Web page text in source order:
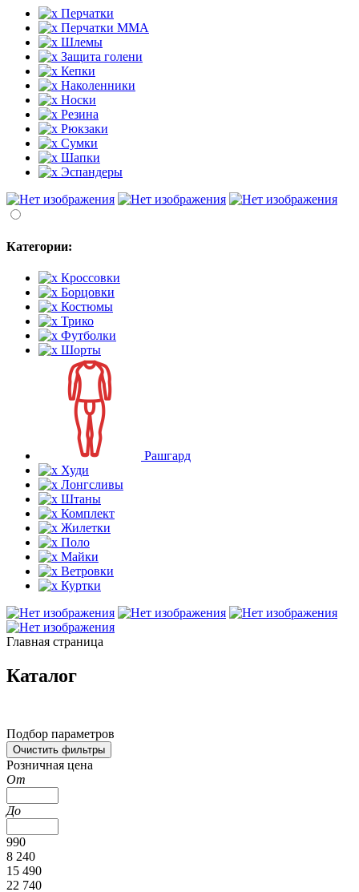
Перчатки
Перчатки MMA
Шлемы
Защита голени
Кепки
Наколенники
Носки
Резина
Рюкзаки
Сумки
Шапки
Эспандеры
Категории:
Кроссовки
Борцовки
Костюмы
Трико
Футболки
Шорты
Рашгард
Худи
Лонгсливы
Штаны
Комплект
Жилетки
Поло
Майки
Ветровки
Куртки
Главная страница
Каталог
Подбор параметров
Розничная цена
От
До
990
8 240
15 490
22 740